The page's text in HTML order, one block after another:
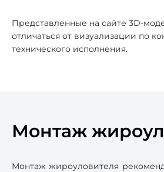
Представленные на сайте 3D-
отличаться от визуализации по
технического исполнения.
Монтаж
Монтаж жироуловителя